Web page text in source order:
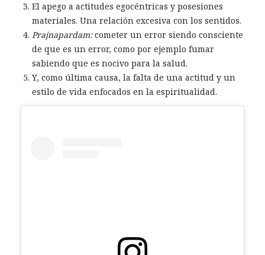
El apego a actitudes egocéntricas y posesiones
materiales. Una relación excesiva con los sentidos.
Prajnapardam:cometer un error siendo consciente
de que es un error, como por ejemplo fumar
sabiendo que es nocivo para la salud.
Y, como última causa, la falta de una actitud y un
estilo de vida enfocados en la espiritualidad.